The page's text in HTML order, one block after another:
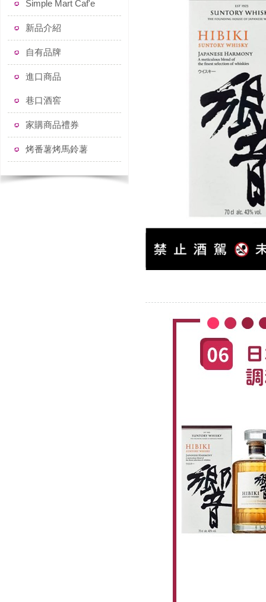
Simple Mart Caf'e
新品介紹
自有品牌
進口商品
巷口酒窖
家購商品禮券
烤番薯烤馬鈴薯